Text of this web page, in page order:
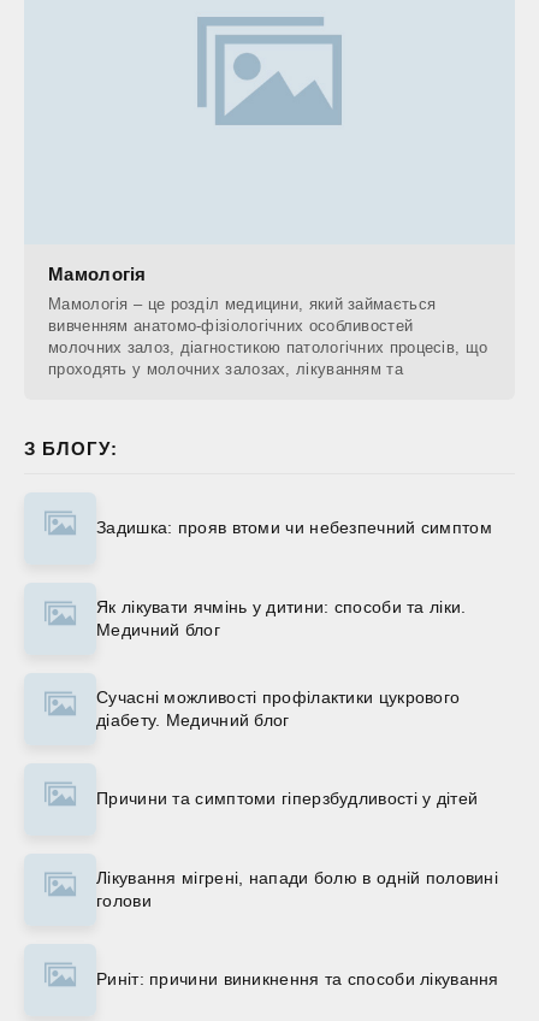
Мамологія
Мамологія – це розділ медицини, який займається
вивченням анатомо-фізіологічних особливостей
молочних залоз, діагностикою патологічних процесів, що
проходять у молочних залозах, лікуванням та
З БЛОГУ:
Задишка: прояв втоми чи небезпечний симптом
Як лікувати ячмінь у дитини: способи та ліки.
Медичний блог
Сучасні можливості профілактики цукрового
діабету. Медичний блог
Причини та симптоми гіперзбудливості у дітей
Лікування мігрені, напади болю в одній половині
голови
Риніт: причини виникнення та способи лікування